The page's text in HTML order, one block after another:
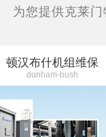
为您提供克莱
顿汉布什机组维保
dunham-bush